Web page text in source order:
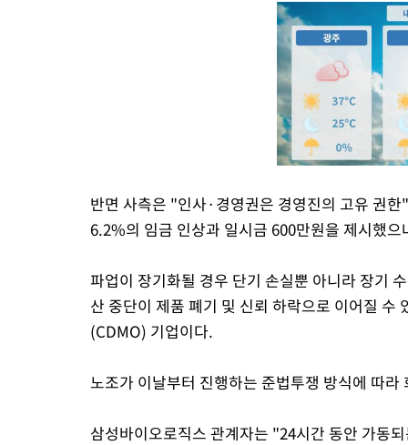
반면 사측은 "인사·경영권은 경영진의 고유 권
6.2%의 임금 인상과 일시금 600만원을 제시했
파업이 장기화될 경우 단기 손실뿐 아니라 장기
산 중단이 제품 폐기 및 신뢰 하락으로 이어질
(CDMO) 기업이다.
노조가 이날부터 진행하는 준법투쟁 방식에 따
삼성바이오로직스 관계자는 "24시간 동안 가동